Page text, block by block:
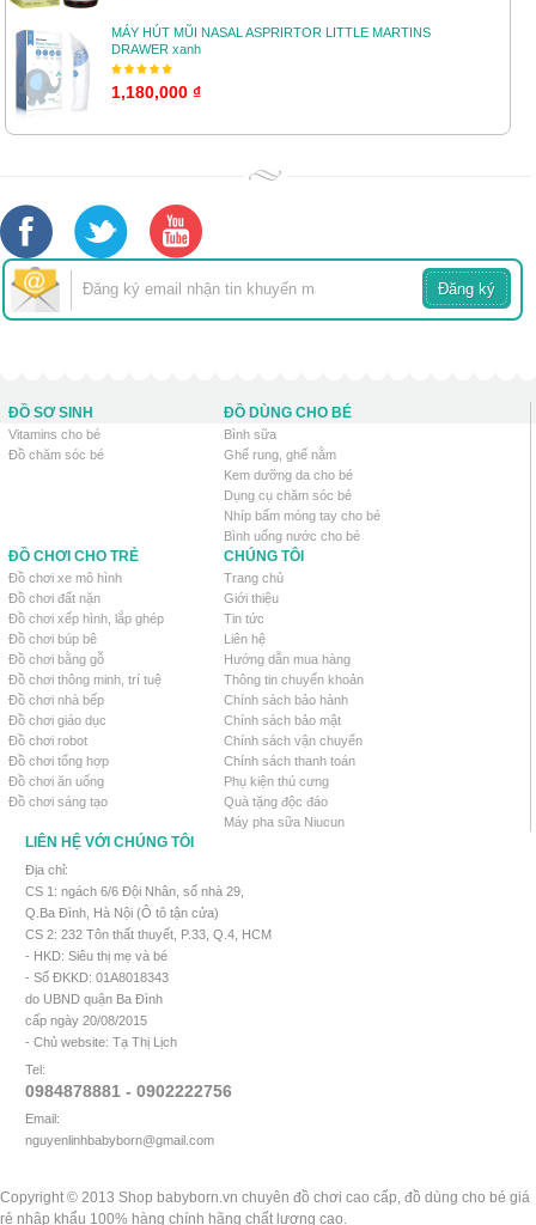
MÁY HÚT MŨI NASAL ASPRIRTOR LITTLE MARTINS
DRAWER xanh
1,180,000 ₫
ĐỒ SƠ SINH
Vitamins cho bé
Đồ chăm sóc bé
ĐỒ DÙNG CHO BÉ
Bình sữa
Ghế rung, ghế nằm
Kem dưỡng da cho bé
Dụng cụ chăm sóc bé
Nhíp bấm móng tay cho bé
Bình uống nước cho bé
ĐỒ CHƠI CHO TRẺ
Đồ chơi xe mô hình
Đồ chơi đất nặn
Đồ chơi xếp hình, lắp ghép
Đồ chơi búp bê
Đồ chơi bằng gỗ
Đồ chơi thông minh, trí tuệ
Đồ chơi nhà bếp
Đồ chơi giáo dục
Đồ chơi robot
Đồ chơi tổng hợp
Đồ chơi ăn uống
Đồ chơi sáng tạo
CHÚNG TÔI
Trang chủ
Giới thiệu
Tin tức
Liên hệ
Hướng dẫn mua hàng
Thông tin chuyển khoản
Chính sách bảo hành
Chính sách bảo mật
Chính sách vận chuyển
Chính sách thanh toán
Phụ kiện thú cưng
Quà tặng độc đáo
Máy pha sữa Niucun
LIÊN HỆ VỚI CHÚNG TÔI
Địa chỉ:
CS 1: ngách 6/6 Đội Nhân, số nhà 29,
Q.Ba Đình, Hà Nội (Ô tô tận cửa)
CS 2: 232 Tôn thất thuyết, P.33, Q.4, HCM
- HKD: Siêu thị mẹ và bé
- Số ĐKKD: 01A8018343
do UBND quận Ba Đình
cấp ngày 20/08/2015
- Chủ website: Tạ Thị Lịch
Tel:
0984878881 - 0902222756
Email:
nguyenlinhbabyborn@gmail.com
Copyright © 2013 Shop babyborn.vn chuyên đồ chơi cao cấp, đồ dùng cho bé giá
rẻ nhập khẩu 100% hàng chính hãng chất lượng cao.